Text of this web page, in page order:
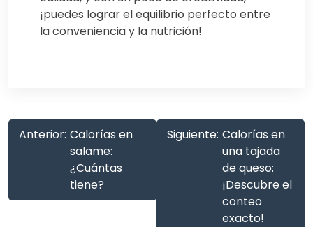
¡puedes lograr el equilibrio perfecto entre
la conveniencia y la nutrición!
Anterior: Calorías en
salame:
¿Cuántas
tiene?
Siguiente: Calorías en
una tajada
de queso:
¡Descubre el
conteo
exacto!